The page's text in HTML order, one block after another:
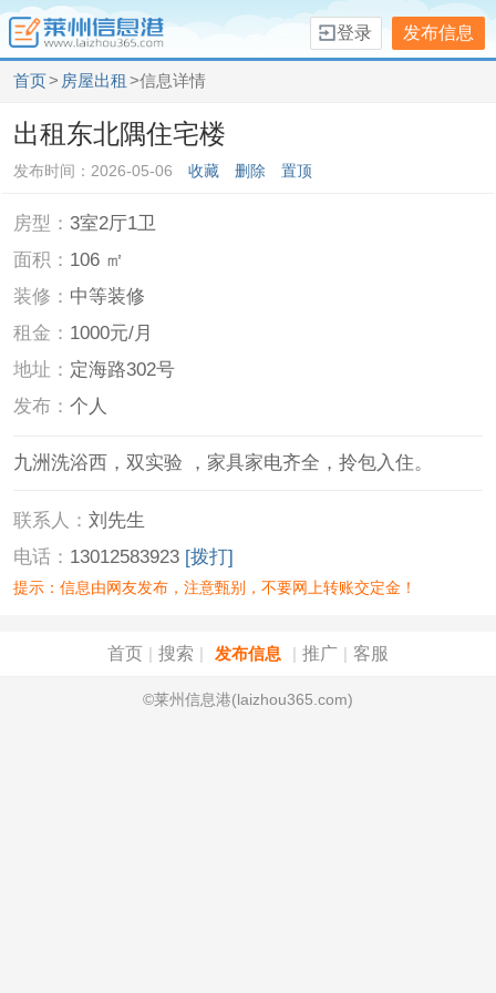
发布信息
登录
首页> 房屋出租 >信息详情
出租东北隅住宅楼
发布时间：2026-05-06 收藏 删除 置顶
房型：3室2厅1卫
面积： 106 ㎡
装修： 中等装修
租金： 1000元/月
地址： 定海路302号
发布：个人
九洲洗浴西，双实验 ，家具家电齐全，拎包入住。
联系人：刘先生
电话： 13012583923 [拨打]
提示：信息由网友发布，注意甄别，不要网上转账交定金！
首页 搜索 发布信息 推广 客服
©莱州信息港(laizhou365.com)